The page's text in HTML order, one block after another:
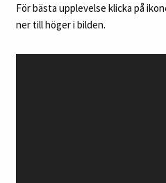
För bästa upplevelse klicka på
ner till höger i bilden.